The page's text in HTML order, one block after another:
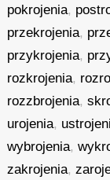
pokrojenia,
przekrojenia,
przykrojenia,
rozkrojenia,
rozzbrojenia,
urojenia,
wybrojenia,
zakrojenia,